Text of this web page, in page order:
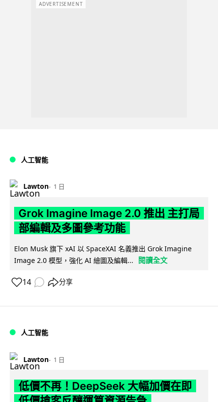
ADVERTISEMENT
人工智能
Lawton 1 日
Grok Imagine Image 2.0 推出 主打局
部編輯及多圖參考功能
Elon Musk 旗下 xAI 以 SpaceXAI 名義推出 Grok Imagine
Image 2.0 模型，強化 AI 繪圖及編輯...
閱讀全文
14 分享
人工智能
Lawton 1 日
低價不再！DeepSeek 大幅加價在即